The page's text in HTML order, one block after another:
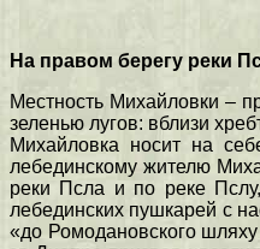
На правом берегу реки
Местность Михайловки –
зеленью лугов: вблизи
Михайловка носит на
лебединскому жителю
реки Псла и по реке
лебединских пушкарей с
«до Ромодановского